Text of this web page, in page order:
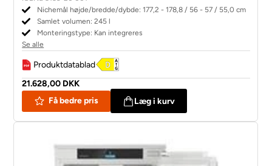
Nichemål højde/bredde/dybde: 177,2 - 178,8 / 56 - 57 / 55,0 cm
Samlet volumen: 245 l
Monteringstype: Kan integreres
Se alle
Produktdatablad
21.628,00 DKK
Få bedre pris
Læg i kurv